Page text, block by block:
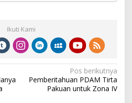
Ikuti Kami
Pos berikutnya
Pemberitahuan PDAM Tirta
Pakuan untuk Zona IV